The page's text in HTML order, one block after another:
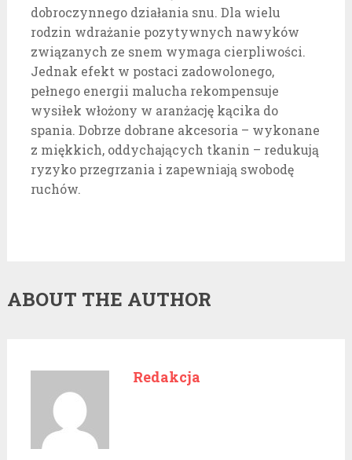
dobroczynnego działania snu. Dla wielu
rodzin wdrażanie pozytywnych nawyków
związanych ze snem wymaga cierpliwości.
Jednak efekt w postaci zadowolonego,
pełnego energii malucha rekompensuje
wysiłek włożony w aranżację kącika do
spania. Dobrze dobrane akcesoria – wykonane
z miękkich, oddychających tkanin – redukują
ryzyko przegrzania i zapewniają swobodę
ruchów.
ABOUT THE AUTHOR
Redakcja